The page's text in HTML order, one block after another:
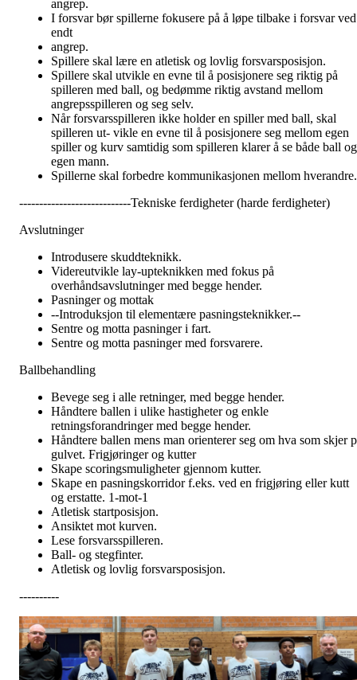
angrep.
I forsvar bør spillerne fokusere på å løpe tilbake i forsvar ved
endt
angrep.
Spillere skal lære en atletisk og lovlig forsvarsposisjon.
Spillere skal utvikle en evne til å posisjonere seg riktig på
spilleren med ball, og bedømme riktig avstand mellom
angrepsspilleren og seg selv.
Når forsvarsspilleren ikke holder en spiller med ball, skal
spilleren ut- vikle en evne til å posisjonere seg mellom egen
spiller og kurv samtidig som spilleren klarer å se både ball og
egen mann.
Spillerne skal forbedre kommunikasjonen mellom hverandre.
----------------------------Tekniske ferdigheter (harde ferdigheter)
Avslutninger
Introdusere skuddteknikk.
Videreutvikle lay-upteknikken med fokus på
overhåndsavslutninger med begge hender.
Pasninger og mottak
--Introduksjon til elementære pasningsteknikker.--
Sentre og motta pasninger i fart.
Sentre og motta pasninger med forsvarere.
Ballbehandling
Bevege seg i alle retninger, med begge hender.
Håndtere ballen i ulike hastigheter og enkle
retningsforandringer med begge hender.
Håndtere ballen mens man orienterer seg om hva som skjer
gulvet. Frigjøringer og kutter
Skape scoringsmuligheter gjennom kutter.
Skape en pasningskorridor f.eks. ved en frigjøring eller kutt
og erstatte. 1-mot-1
Atletisk startposisjon.
Ansiktet mot kurven.
Lese forsvarsspilleren.
Ball- og stegfinter.
Atletisk og lovlig forsvarsposisjon.
----------